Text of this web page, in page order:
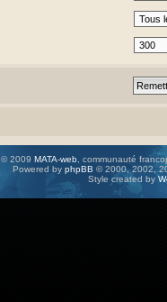
© 2009 MATA-web , communauté
Powered by phpBB © 2000, 2002,
Style created by